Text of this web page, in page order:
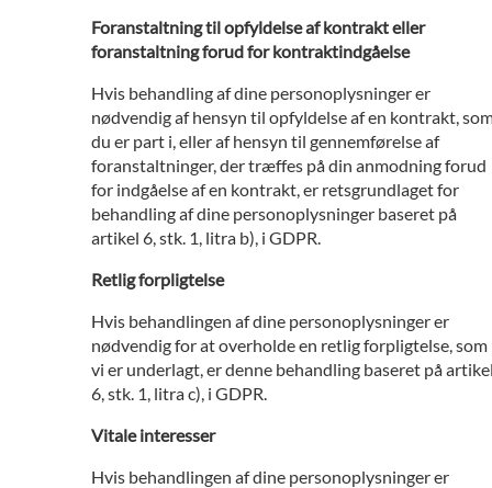
Foranstaltning til opfyldelse af kontrakt eller
foranstaltning forud for kontraktindgåelse
Hvis behandling af dine personoplysninger er
nødvendig af hensyn til opfyldelse af en kontrakt,
du er part i, eller af hensyn til gennemførelse af
foranstaltninger, der træffes på din anmodning forud
for indgåelse af en kontrakt, er retsgrundlaget for
behandling af dine personoplysninger baseret på
artikel 6, stk. 1, litra b), i GDPR.
Retlig forpligtelse
Hvis behandlingen af dine personoplysninger er
nødvendig for at overholde en retlig forpligtelse, som
vi er underlagt, er denne behandling baseret på
6, stk. 1, litra c), i GDPR.
Vitale interesser
Hvis behandlingen af dine personoplysninger er